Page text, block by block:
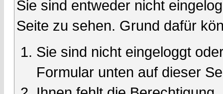
Sie sind entweder nicht
Seite zu sehen. Grund dafür
Sie sind nicht eingeloggt
Formular unten auf dieser